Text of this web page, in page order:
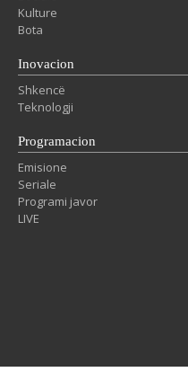
Kulture
Bota
Inovacion
Shkencë
Teknologji
Programacion
Emisione
Seriale
Programi javor
LIVE